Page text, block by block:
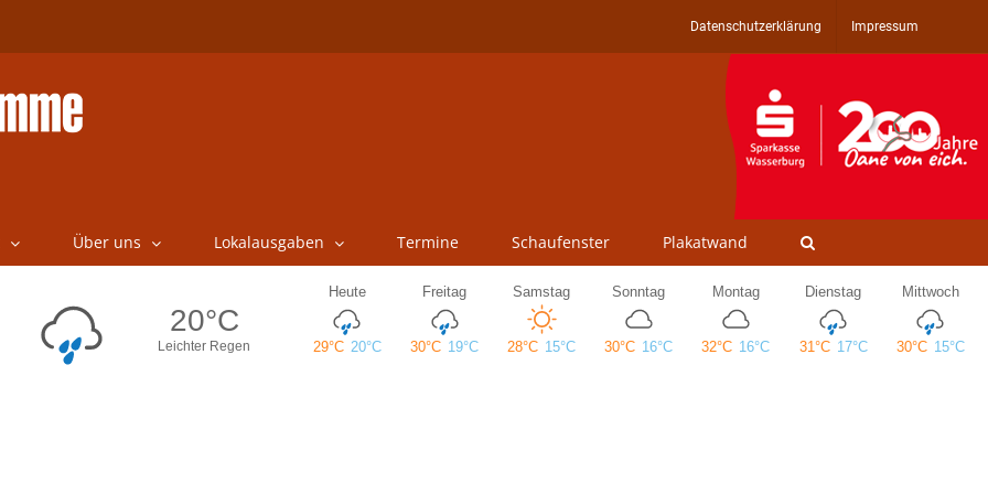
Datenschutzerklärung Impressum
Über uns Lokalausgaben Termine Schaufenster Plakatwand